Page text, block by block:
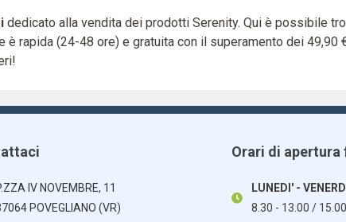
dedicato alla vendita dei prodotti Serenity. Qui è possibile
è rapida (24-48 ore) e gratuita con il superamento dei
IV NOVEMBRE, 11
POVEGLIANO (VR)
Orari di apertura
LUNEDI' -
8.30 - 13.00 /